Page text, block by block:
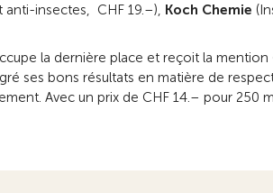
anti-insectes, CHF 19.–), Koch Chemie
la dernière place et reçoit la
ses bons résultats en matière de
Avec un prix de CHF 14.– pour 250